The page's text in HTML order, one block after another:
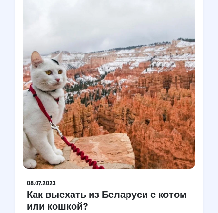
08.07.2023
Как выехать из Беларуси с котом
или кошкой?